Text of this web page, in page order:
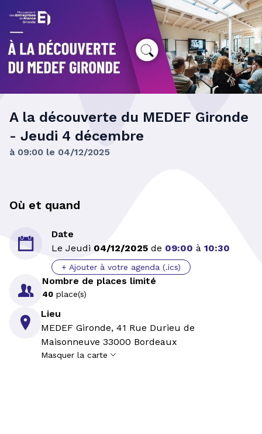
A la découverte du MEDEF Gironde
- Jeudi 4 décembre
à 09:00 le 04/12/2025
Où et quand

Date
Le Jeudi 04/12/2025 de 09:00 à 10:30
+ Ajouter à votre agenda (.ics)

Nombre de places limité
40 place(s)

Lieu
MEDEF Gironde, 41 Rue Durieu de
Maisonneuve 33000 Bordeaux
Masquer la carte 